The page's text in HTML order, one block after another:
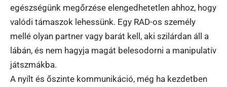
egészségünk megőrzése elengedhetetlen ahhoz, hogy
valódi támaszok lehessünk. Egy RAD-os személy
mellé olyan partner vagy barát kell, aki szilárdan áll a
lábán, és nem hagyja magát belesodorni a manipulatív
játszmákba.
A nyílt és őszinte kommunikáció, még ha kezdetben